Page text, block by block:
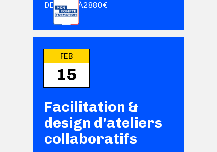
DE1800 À2880€
FEB
15
Facilitation &
design d'ateliers
collaboratifs